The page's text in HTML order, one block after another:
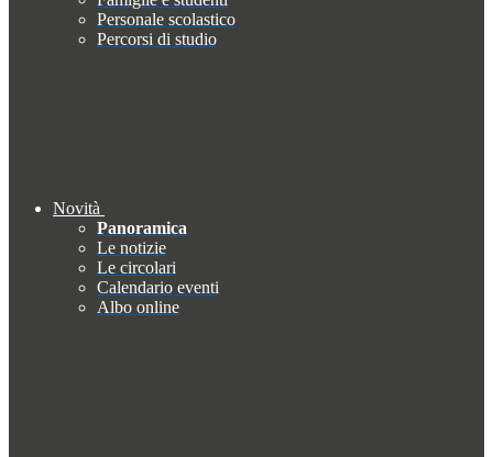
Personale scolastico
Percorsi di studio
Novità
Panoramica
Le notizie
Le circolari
Calendario eventi
Albo online